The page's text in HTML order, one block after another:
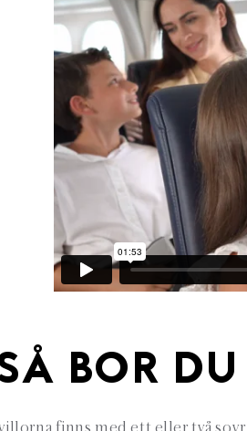
BOR DU